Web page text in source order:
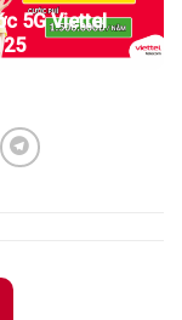
5G Viettel